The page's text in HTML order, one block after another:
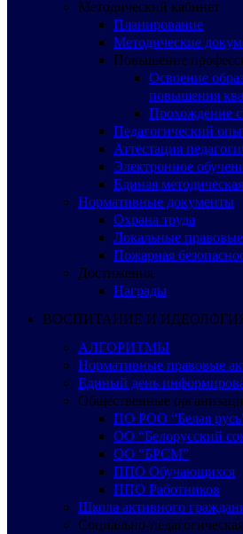
Методический кабинет
Планирование
Методические
Повышение
Освоение
повышения
Прохождение
Педагогический
Аттестация
Электронное
Единая
Нормативные документы
Охрана труда
Локальные
Пожарная
Достижения
Награды
ВОСПИТАНИЕ И
АЛГОРИТМЫ
Нормативные правовые
Единый день
Общественные
ПО РОО “Белая
ОО “Белорусский
ОО “БРСМ”
ППО Обучающихся
ППО Работников
Школа активного
Социально-